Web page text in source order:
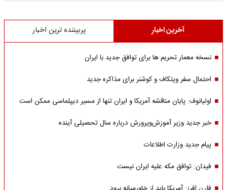
آخرین اخبار پربیننده ترین اخبار
نسخه معمار تحریم ها برای توافق جدید با ایران
احتمال سفر ویتکاف و کوشنر برای مذاکره جدید
اولیانوف: پایان مناقشه آمریکا و ایران تنها از مسیر دیپلماسی ممکن است
خبر جدید وزیر آموزش‌وپرورش درباره سال تحصیلی آینده
پیام جدید وزارت اطلاعات
فیدان: توافق مکه علیه ایران نیست